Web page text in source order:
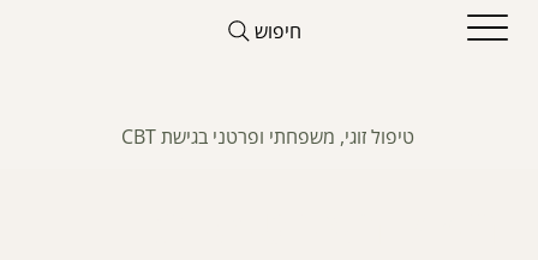
חיפוש
טיפול זוגי, משפחתי ופרטני בגישת CBT